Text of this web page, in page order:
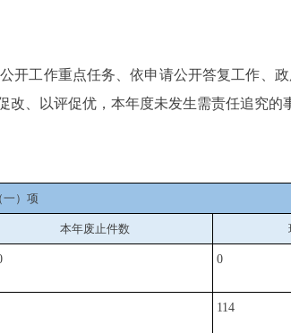
工作重点任务、依申请公开答复工作、
、以评促优，本年度未发生需责任追究的
一）项
本年废止件数
0
114